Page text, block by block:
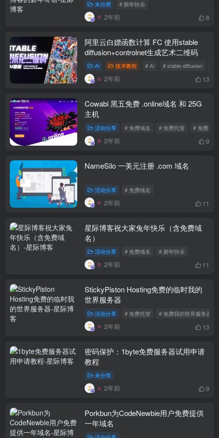
未分类 # 新年快乐
2年前 8
阿里云白嫖函数计算 FC 使用stable
diffusion+controlnet生成艺术二维码
AI 技术教程 # AI # stable diffusion
2年前 13
Cowabi 黑五免费 .online域名 和 25G
主机
活动分享 # 免费域名 # 免费托管 # 免费主机
2年前 9
NameSilo 一美元注册 .com 域名
活动分享 # 免费域名
2年前 11
星际博客祝大家兔年快乐（含免费域
名）
活动分享 # 免费域名 # 新年快乐
2年前 11
StickyPiston Hosting免费的临时我的
世界服务器
活动分享 # 免费托管 # 免费我的世界服务器
2年前 13
密码保护：1byte免费服务器试用申请
教程
未分类
2年前 9
Porkbun为CodeNewbie用户免费提供
一年域名